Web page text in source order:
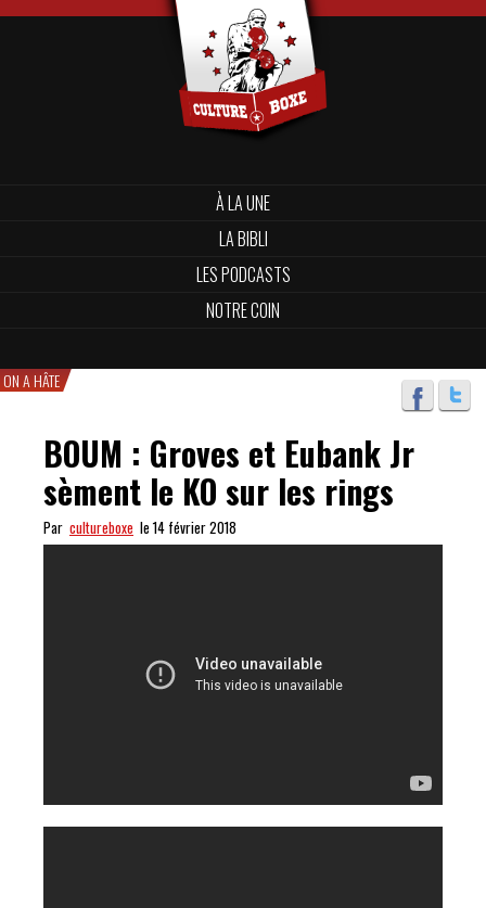
À LA UNE
LA BIBLI
LES PODCASTS
NOTRE COIN
ON A HÂTE
BOUM : Groves et Eubank Jr
sèment le KO sur les rings
Par cultureboxe le 14 février 2018